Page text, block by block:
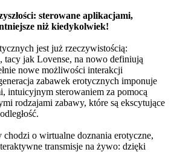
sterowane aplikacjami,
niż kiedykolwiek!
jest już rzeczywistością:
tacy jak Lovense, na nowo definiują
nowe możliwości interakcji
zabawek erotycznych imponuje
intuicyjnym sterowaniem za pomocą
rodzajami zabawy, które są ekscytujące
chodzi o wirtualne doznania erotyczne,
transmisje na żywo: dzięki